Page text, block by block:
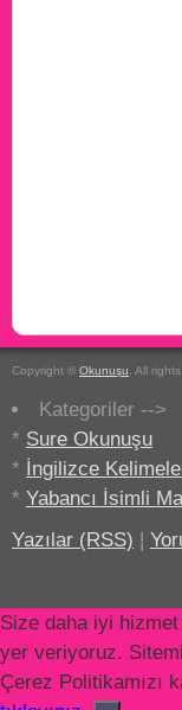
Copyright © Okunuşu . All
Kategoriler -->
* Sure Okunuşu
* İngilizce
* Yabancı İsimli
Yazılar (RSS) |
Size daha iyi
yer veriyoruz.
Çerez Politikamızı